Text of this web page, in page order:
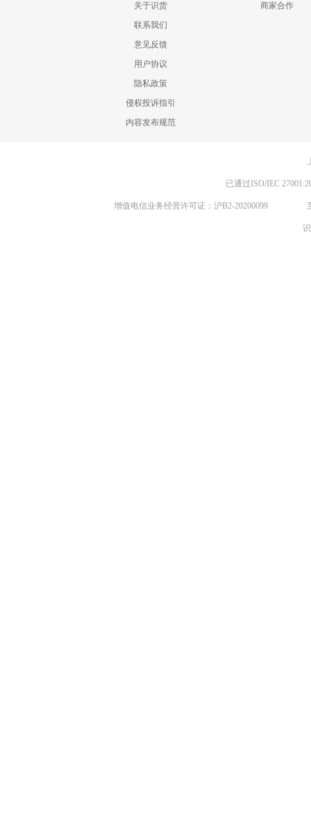
关于识货
联系我们
意见反馈
用户协议
隐私政策
侵权投诉指引
内容发布规范
商家合作
已通过ISO/IEC
增值电信业务经营许可证：沪B2-20200099